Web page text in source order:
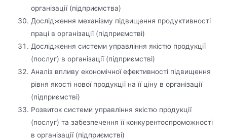
організації (підприємства)
Дослідження механізму підвищення продуктивності
праці в організації (підприємстві)
Дослідження системи управління якістю продукції
(послуг) в організації (підприємстві)
Аналіз впливу економічної ефективності підвищення
рівня якості нової продукції на її ціну в організації
(підприємстві)
Розвиток системи управління якістю продукції
(послуг) та забезпечення її конкурентоспроможності
в організації (підприємстві)